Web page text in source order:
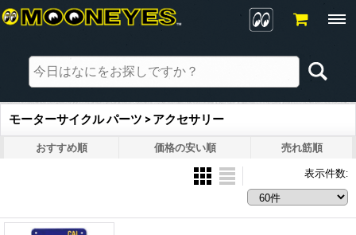
モーターサイクル パーツ > アクセサリー
おすすめ順 価格の安い順 売れ筋順
表示件数: